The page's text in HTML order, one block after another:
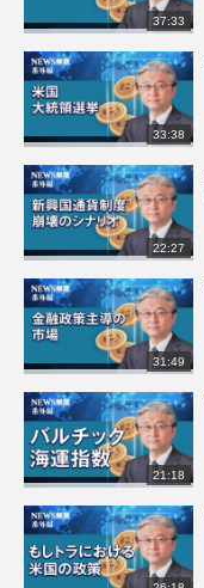
37:33
33:38
22:27
31:49
21:18